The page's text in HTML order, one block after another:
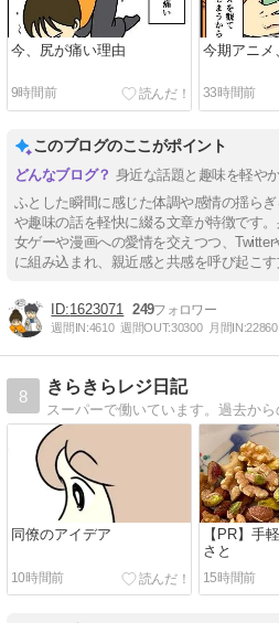
今、尻が痛い理由
9時間前
今期アニメ
33時間前
このブログのここがポイント
身近な話題と趣味を軽や
ふとした瞬間に感じた体調や感情の揺ら
や趣味の話を軽快に綴る文章が特徴です
女ゲーや漫画への愛情を交えつつ、
に組み込まれ、親近感と共感を呼び起こす
1623071 249
週間IN:4610 週間OUT:30300 月間IN:22860
8
きらきらレジ日記
同僚のアイデア
10時間前
【PR】手
さと
15時間前